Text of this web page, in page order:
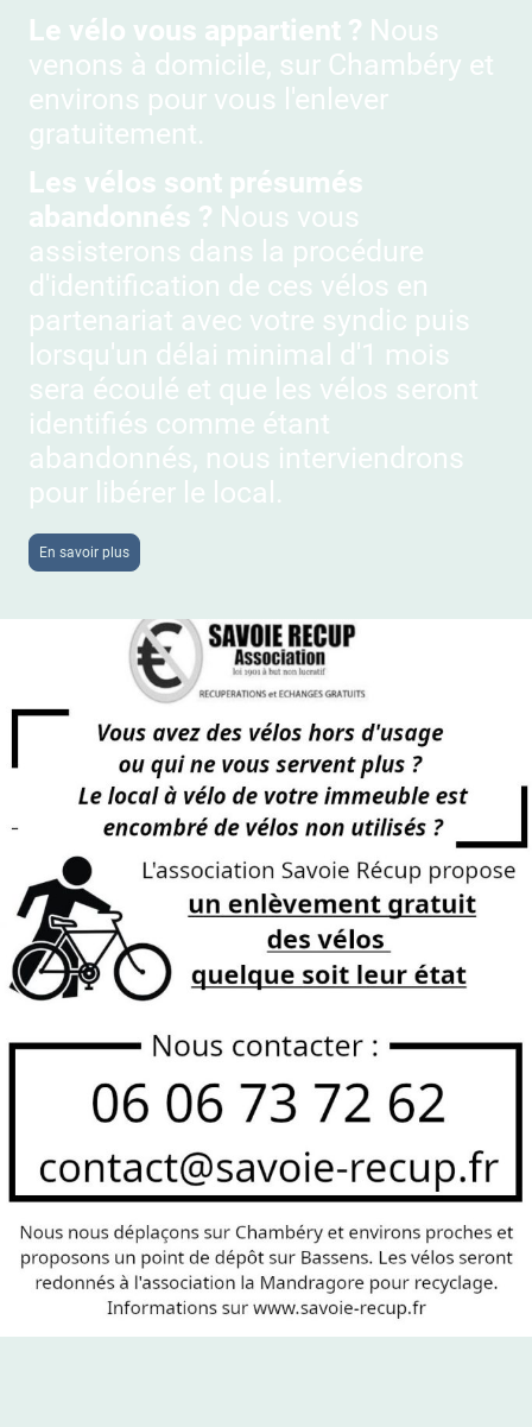
Le vélo vous appartient ? Nous
venons à domicile, sur Chambéry et
environs pour vous l'enlever
gratuitement.
Les vélos sont présumés
abandonnés ? Nous vous
assisterons dans la procédure
d'identification de ces vélos en
partenariat avec votre syndic puis
lorsqu'un délai minimal d'1 mois
sera écoulé et que les vélos seront
identifiés comme étant
abandonnés, nous interviendrons
pour libérer le local.
En savoir plus